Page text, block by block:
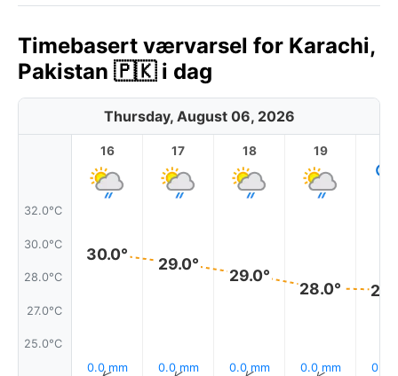
Timebasert værvarsel for Karachi,
Pakistan 🇵🇰 i dag
Thursday, August 06, 2026
32.0°C
30.0°C
28.0°C
27.0°C
25.0°C
16
30.0°
0.0 mm
17
29.0°
0.0 mm
18
29.0°
0.0 mm
19
28.0°
0.0 mm 0.0